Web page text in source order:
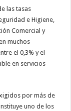
las tasas
e Higiene,
Comercial y
muchos
el 0,3% y el
en servicios
por más de
uno de los